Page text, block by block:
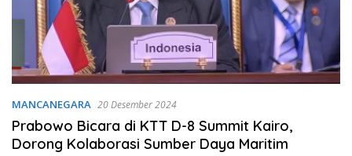
MANCANEGARA 20 Desember 2024
Prabowo Bicara di KTT D-8 Summit Kairo,
Dorong Kolaborasi Sumber Daya Maritim